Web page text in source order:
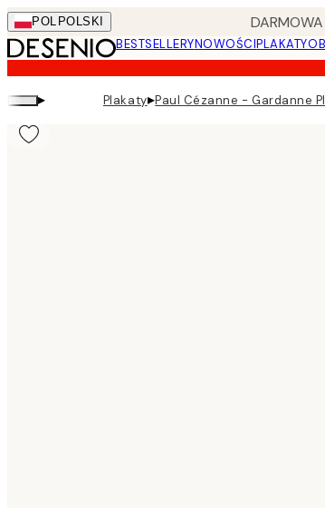
Skip
to
main
content.
POL POLSKI
BESTSELLERYNOWOŚCIPLAKATY
▸ Plakaty▸Paul Cézanne - Gardanne